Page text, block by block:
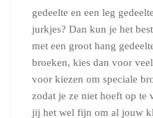
gedeelte en een leg
jurkjes? Dan kun je het
met een groot hang
broeken, kies dan voor
voor kiezen om speciale
zodat je ze niet hoeft op te
jij het wel fijn om al jouw